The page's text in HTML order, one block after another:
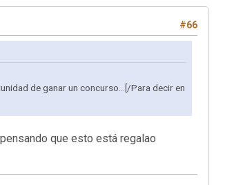
#66
de ganar un concurso...[/Para decir en
que esto está regalao